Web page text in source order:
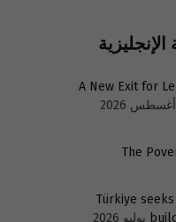
A New Exit for
The
Türkiye